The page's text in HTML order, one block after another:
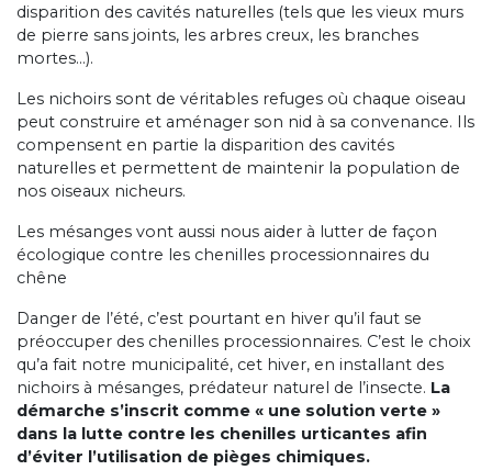
disparition des cavités naturelles (tels que les vieux murs
de pierre sans joints, les arbres creux, les branches
mortes…).
Les nichoirs sont de véritables refuges où chaque oiseau
peut construire et aménager son nid à sa convenance. Ils
compensent en partie la disparition des cavités
naturelles et permettent de maintenir la population de
nos oiseaux nicheurs.
Les mésanges vont aussi nous aider à lutter de façon
écologique contre les chenilles processionnaires du
chêne
Danger de l’été, c’est pourtant en hiver qu’il faut se
préoccuper des chenilles processionnaires. C’est le choix
qu’a fait notre municipalité, cet hiver, en installant des
nichoirs à mésanges, prédateur naturel de l’insecte. La
démarche s’inscrit comme « une solution verte »
dans la lutte contre les chenilles urticantes afin
d’éviter l’utilisation de pièges chimiques.